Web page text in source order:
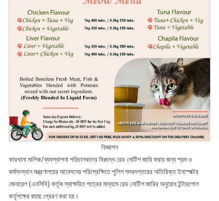
বিজ্ঞাপন
কারখানা মালিক/ব্যবস্থাপনা পরিচালকদের বিরুদ্ধে রেড নোটিশ জারি করার জন্য শ্রম ও
কর্মসংস্থান মন্ত্রণালয়ের আবেদনের পরিপ্রেক্ষিতে পুলিশ সদরদপ্তরের অতিরিক্ত ইনস্পেক্টর
জেনারেল (এনসিবি) কর্তৃক স্বাক্ষরিত পত্রের মাধ্যমে রেড নোটিশ জারির অনুরোধ ইন্টারপোল
কর্তৃপক্ষের কাছে প্রেরণ করা হয়।